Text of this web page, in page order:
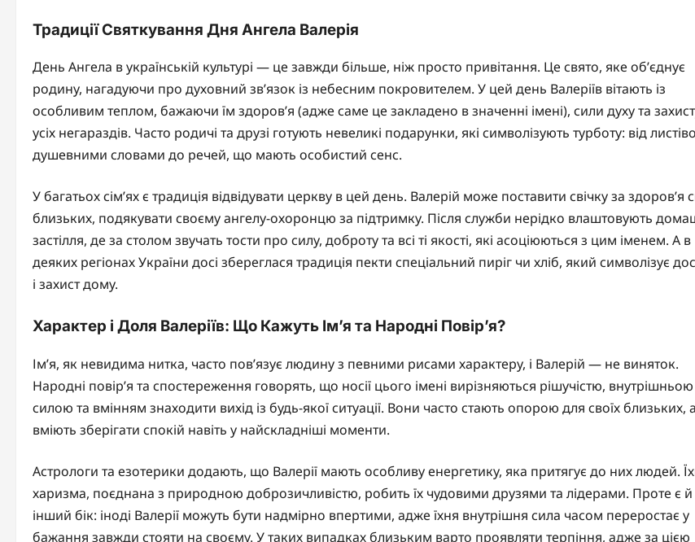
Традиції Святкування Дня Ангела Валерія
День Ангела в українській культурі — це завжди більше, ніж просто привітання. Це свято, яке об’єднує
родину, нагадуючи про духовний зв’язок із небесним покровителем. У цей день Валеріїв вітають із
особливим теплом, бажаючи їм здоров’я (адже саме це закладено в значенні імені), сили духу та
усіх негараздів. Часто родичі та друзі готують невеликі подарунки, які символізують турботу: від
душевними словами до речей, що мають особистий сенс.
У багатьох сім’ях є традиція відвідувати церкву в цей день. Валерій може поставити свічку за здоров’я
близьких, подякувати своєму ангелу-охоронцю за підтримку. Після служби нерідко влаштовують
застілля, де за столом звучать тости про силу, доброту та всі ті якості, які асоціюються з цим іменем. А в
деяких регіонах України досі збереглася традиція пекти спеціальний пиріг чи хліб, який символізує
і захист дому.
Характер і Доля Валеріїв: Що Кажуть Ім’я та Народні Повір’я?
Ім’я, як невидима нитка, часто пов’язує людину з певними рисами характеру, і Валерій — не виняток.
Народні повір’я та спостереження говорять, що носії цього імені вирізняються рішучістю, внутрішньою
силою та вмінням знаходити вихід із будь-якої ситуації. Вони часто стають опорою для своїх близьких,
вміють зберігати спокій навіть у найскладніші моменти.
Астрологи та езотерики додають, що Валерії мають особливу енергетику, яка притягує до них людей.
харизма, поєднана з природною доброзичливістю, робить їх чудовими друзями та лідерами. Проте є й
інший бік: іноді Валерії можуть бути надмірно впертими, адже їхня внутрішня сила часом переростає у
бажання завжди стояти на своєму. У таких випадках близьким варто проявляти терпіння, адже за цією